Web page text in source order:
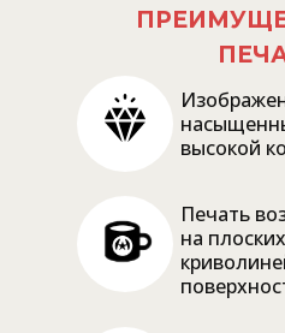
Печать
на
высокой